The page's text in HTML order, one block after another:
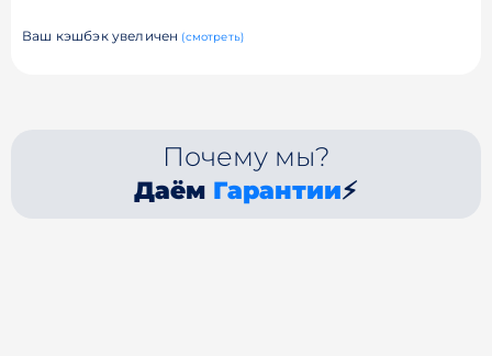
Ваш кэшбэк увеличен (смотреть)
Почему мы?
Даём Гарантии⚡